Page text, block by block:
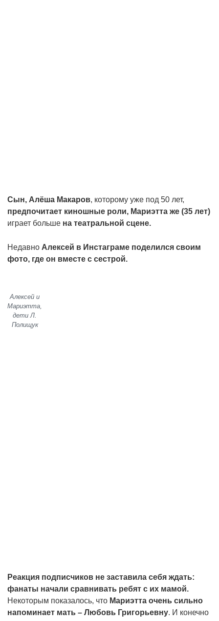
Сын, Алёша Макаров, которому уже под 50 лет,
предпочитает киношные роли, Мариэтта же (35 лет)
играет больше на театральной сцене.
Недавно Алексей в Инстаграме поделился своим
фото, где он вместе с сестрой.
Алексей и
Мариэтта,
дети Л.
Полищук
Реакция подписчиков не заставила себя ждать:
фанаты начали сравнивать ребят с их мамой.
Некоторым показалось, что Мариэтта очень сильно
напоминает мать – Любовь Григорьевну. И конечно